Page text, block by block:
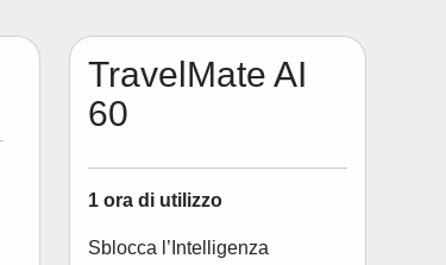
TravelMate AI
60
1 ora di utilizzo
Sblocca l’Intelligenza